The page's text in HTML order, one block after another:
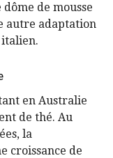
de mousse
autre adaptation
italien.
en Australie
de thé. Au
la
croissance de